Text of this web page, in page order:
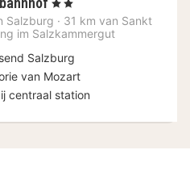
nachten
vanaf
€
, 2 Sterren
Salzburg · 31 km van Sankt
im Salzkammergut
Salzburg
van Mozart
centraal station